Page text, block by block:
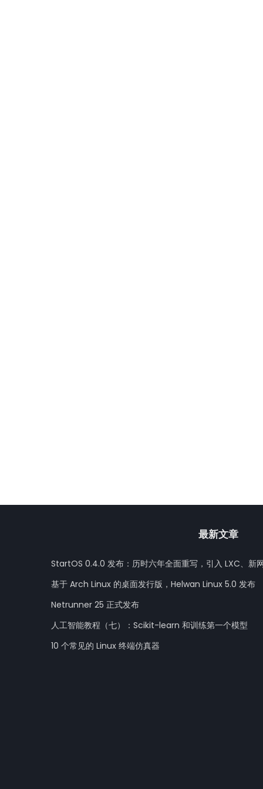
最新文章
StartOS 0.4.0 发布：历时六年全面重写，引入 LXC、新
基于 Arch Linux 的桌面发行版，Helwan Linux 5.0 发布
Netrunner 25 正式发布
人工智能教程（七）：Scikit-learn 和训练第一个模型
10 个常见的 Linux 终端仿真器